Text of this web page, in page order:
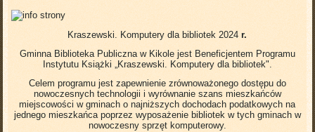
Kraszewski. Komputery dla bibliotek 2024r.
Gminna Biblioteka Publiczna w Kikole jest Beneficjentem Programu
Instytutu Książki „Kraszewski. Komputery dla bibliotek".
Celem programu jest zapewnienie zrównoważonego dostępu do
nowoczesnych technologii i wyrównanie szans mieszkańców
miejscowości w gminach o najniższych dochodach podatkowych na
jednego mieszkańca poprzez wyposażenie bibliotek w tych gminach w
nowoczesny sprzęt komputerowy.